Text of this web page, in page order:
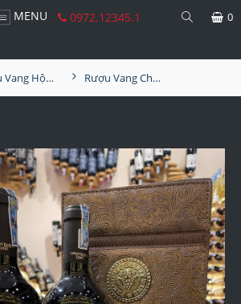
MENU 0972.12345.1 0
Rượu Vang Hộp Quà Rượu Vang Chateau Belles Eaux 2016 Hộp Da Sang Trọng